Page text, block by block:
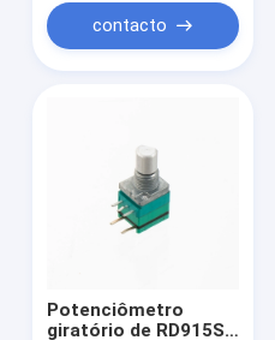
contacto
Potenciômetro
giratório de RD915S